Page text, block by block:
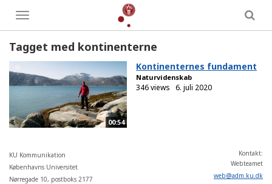
Toggle
menu
Tagget med kontinenterne
00:54
Kontinenternes fundament
Naturvidenskab
346 views 6. juli 2020
KU Kommunikation
Københavns Universitet
Nørregade 10, postboks 2177
Kontakt:
Webteamet
web@adm.ku.dk